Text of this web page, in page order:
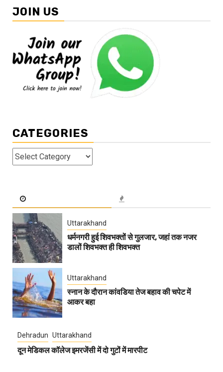
JOIN US
CATEGORIES
Categories
Uttarakhand
धर्मनगरी हुई शिवभक्तों से गुलजार, जहां तक नजर
डालों शिवभक्त ही शिवभक्त
Uttarakhand
स्नान के दौरान कांवडिया तेज बहाव की चपेट में
आकर बहा
Dehradun Uttarakhand
दून मेडिकल कॉलेज इमरजेंसी में दो गुटों में मारपीट